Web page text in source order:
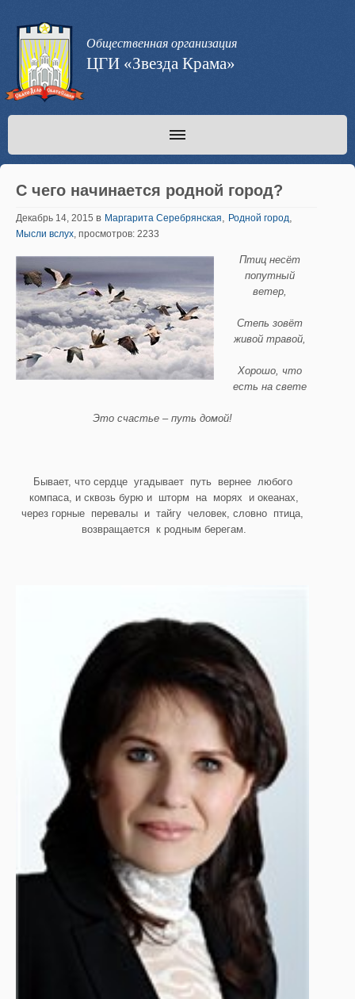
Общественная организация
ЦГИ «Звезда Крама»
С чего начинается родной город?
Декабрь 14, 2015 в Маргарита Серебрянская, Родной город,
Мысли вслух, просмотров: 2233
Птиц несёт
попутный
ветер,
Степь зовёт
живой травой,
Хорошо, что
есть на свете
Это счастье – путь домой!
Бывает, что сердце угадывает путь вернее любого
компаса, и сквозь бурю и шторм на морях и океанах,
через горные перевалы и тайгу человек, словно птица,
возвращается к родным берегам.